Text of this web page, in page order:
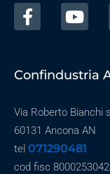
Confindustria
Via Roberto Bianchi
60131 Ancona AN
tel 071290481
cod fisc